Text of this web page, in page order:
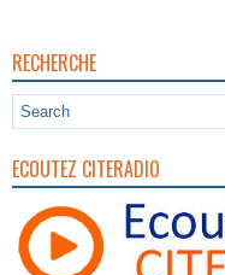
RECHERCHE
ECOUTEZ CITERADIO